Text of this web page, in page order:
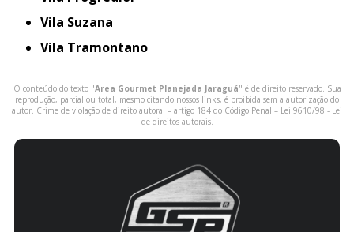
Vila Suzana
Vila Tramontano
O conteúdo do texto "Area Gourmet Planejada Jaraguá" é de direito reservado. Sua
reprodução, parcial ou total, mesmo citando nossos links, é proibida sem a autorização do
autor. Crime de violação de direito autoral – artigo 184 do Código Penal – Lei 9610/98 - Lei
de direitos autorais.